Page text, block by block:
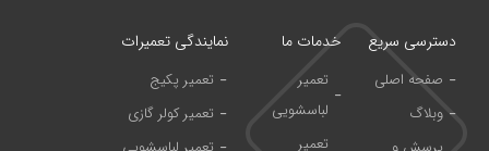
دسترسی سریع
صفحه اصلی
وبلاگ
خدمات ما
تعمیر
لباسشویی
تعمیر
نمایندگی تعمیرات
تعمیر پکیج
تعمیر کولر گازی